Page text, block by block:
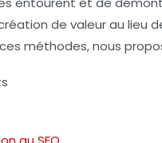
de valeurau lieu
méthodes, nous